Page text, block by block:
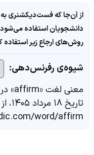
از آن‌جا که فست‌دیکشنری
دانشجویان استفاده
روش‌های ارجاع زیر استفاده
شیوه‌ی رفرنس‌دهی:
معنی لغت «affirm» در
تاریخ ۱۸ مرداد ۱۴۰۵، از
word/affirm